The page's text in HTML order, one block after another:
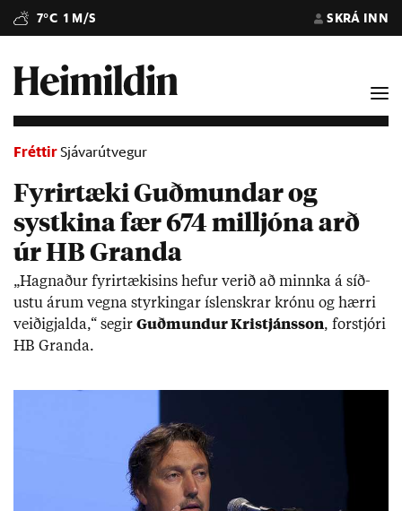
7°C 1 M/S SKRÁ INN
FréttirSjávarútvegur
Fyrirtæki Guðmundar og
systkina fær 674 milljóna arð
úr HB Granda
„Hagn­að­ur fyr­ir­tæk­is­ins hef­ur ver­ið að minnka á síð­
ustu ár­um vegna styrk­ing­ar ís­lenskr­ar krónu og hærri
veiði­gjalda,“ seg­ir Guð­mund­ur Kristjáns­son, for­stjóri
HB Granda.